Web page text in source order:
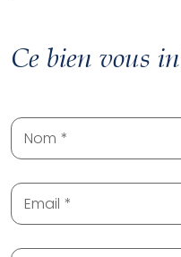
Ce bien vous
Nom
Email